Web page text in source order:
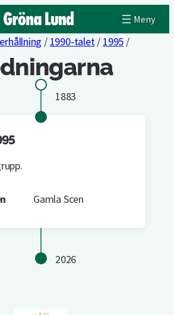
/ 1990-talet/ 1995 /
1883
Gamla Scen
2026